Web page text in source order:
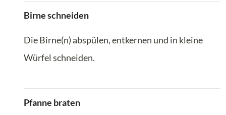
Birne schneiden
Die Birne(n) abspülen, entkernen und in kleine
Würfel schneiden.
Pfanne braten